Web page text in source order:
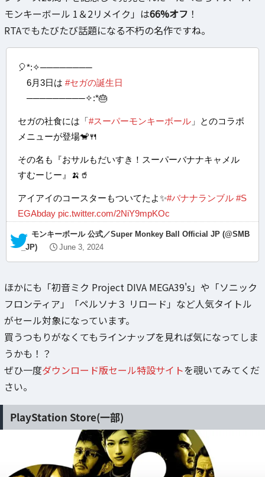
モンキーボール 1＆2リメイク」は66%オフ ！
RTAでもたびたび話題になる不朽の名作ですね。
🎈*:✧────────
6月3日は #セガの誕生日
─────────✧:*🎂
セガの社食には「#スーパーモンキーボール 」とのコラボ
メニューが登場🐒🍴
その名も『おサルもだいすき！スーパーバナナキャメル
すむーじー』🍌🥤
アイアイのコースターもついてたよ✨#バナナランブル #S
EGAbday pic.twitter.com/2NiY9mpKOc
— モンキーボール 公式／Super Monkey Ball Official JP (@SMB
_JP)
June 3, 2024
ほかにも「初音ミク Project DIVA MEGA39's」や「ソニック
フロンティア」「ペルソナ３ リロード」など人気タイトル
がセール対象になっています。
買うつもりがなくてもラインナップを見れば気になってしま
うかも！？
ぜひ一度ダウンロード版セール特設サイトを覗いてみてくだ
さい。
PlayStation Store(一部)